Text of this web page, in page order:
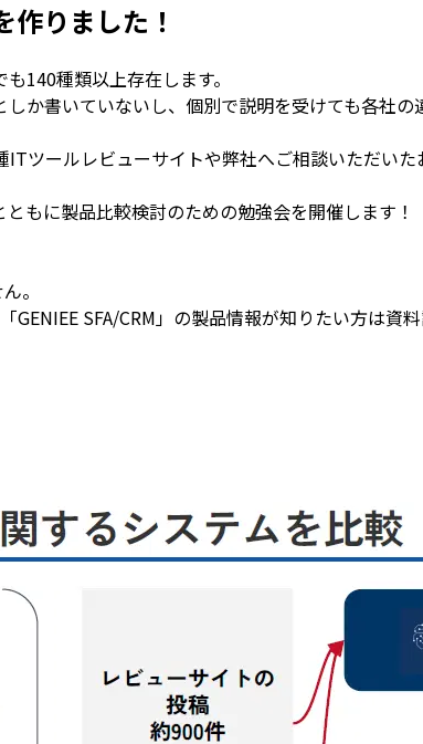
りました！
140種類以上存在します。
か書いていないし、個別で説明を受けても各社の
ツールレビューサイトや弊社へご相談いただいた
もに製品比較検討のための勉強会を開催します！
。
SFA/CRM」の製品情報が知りたい方は資